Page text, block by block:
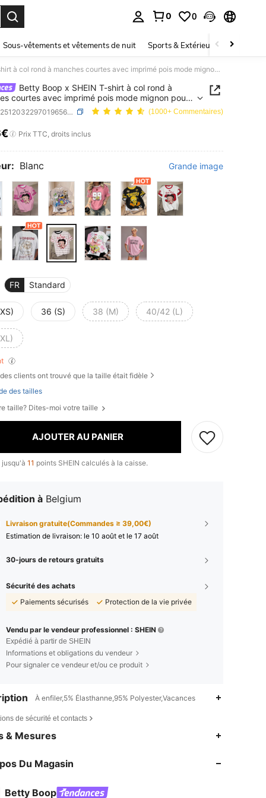
0 0
Sous-vêtements et vêtements de nuit Sports & Extérieur Enfants
Betty Boop x SHEIN T-shirt à col rond à manches courtes avec imprimé pois mode mignon pour femmes
Betty Boop x SHEIN T-shirt à col rond à
courtes avec imprimé pois mode mignon pour
SKU: sz251203229701965663 (1000+ Commentaires)
AND AVAILABILITY
Prix TTC, droits inclus
Blanc Grande image
FR Standard
36 (S) 38 (M) 40/42 (L)
des clients ont trouvé que la taille était fidèle
des tailles
taille? Dites-moi votre taille
AJOUTER AU PANIER
jusqu'à 11 points SHEIN calculés à la caisse.
à Belgium
Livraison gratuite(Commandes ≥ 39,00€)
Estimation de livraison: le 10 août et le 17 août
30-jours de retours gratuits
Sécurité des achats
Paiements sécurisés
Protection de la vie privée
Vendu par le vendeur professionnel : SHEIN
Expédié à partir de SHEIN
Informations et obligations du vendeur
Pour signaler ce vendeur et/ou ce produit
À enfiler,5% Élasthanne,95% Polyester,Vacances
de sécurité et contacts
& Mesures
Du Magasin
Betty Boop
4,82
755